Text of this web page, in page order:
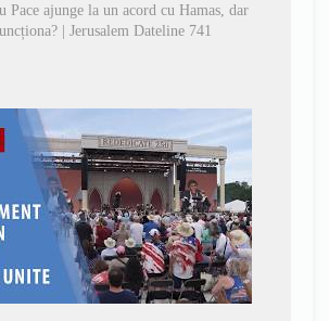
Pace ajunge la un acord cu Hamas, dar
| Jerusalem Dateline 741